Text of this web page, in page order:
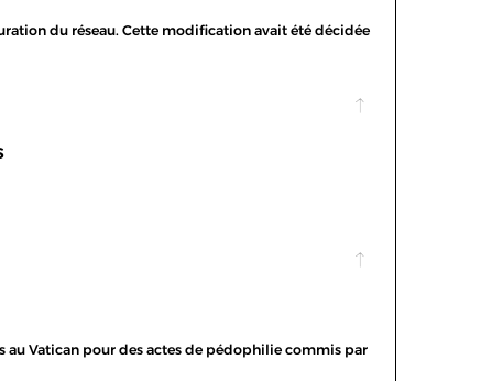
du réseau. Cette modification avait été décidée
au Vatican pour des actes de pédophilie commis par